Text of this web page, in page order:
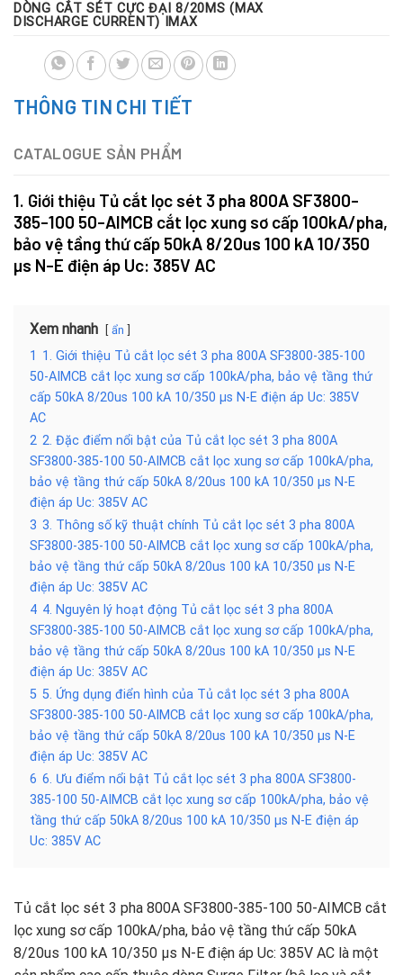
DÒNG CẮT SÉT CỰC ĐẠI 8/20ΜS (MAX
DISCHARGE CURRENT) IMAX
THÔNG TIN CHI TIẾT
CATALOGUE SẢN PHẨM
1. Giới thiệu Tủ cắt lọc sét 3 pha 800A SF3800-
385-100 50-AIMCB cắt lọc xung sơ cấp 100kA/pha,
bảo vệ tầng thứ cấp 50kA 8/20us 100 kA 10/350
µs N-E điện áp Uc: 385V AC
Xem nhanh ẩn
1 1. Giới thiệu Tủ cắt lọc sét 3 pha 800A SF3800-385-100
50-AIMCB cắt lọc xung sơ cấp 100kA/pha, bảo vệ tầng thứ
cấp 50kA 8/20us 100 kA 10/350 µs N-E điện áp Uc: 385V
AC
2 2. Đặc điểm nổi bật của Tủ cắt lọc sét 3 pha 800A
SF3800-385-100 50-AIMCB cắt lọc xung sơ cấp 100kA/pha,
bảo vệ tầng thứ cấp 50kA 8/20us 100 kA 10/350 µs N-E
điện áp Uc: 385V AC
3 3. Thông số kỹ thuật chính Tủ cắt lọc sét 3 pha 800A
SF3800-385-100 50-AIMCB cắt lọc xung sơ cấp 100kA/pha,
bảo vệ tầng thứ cấp 50kA 8/20us 100 kA 10/350 µs N-E
điện áp Uc: 385V AC
4 4. Nguyên lý hoạt động Tủ cắt lọc sét 3 pha 800A
SF3800-385-100 50-AIMCB cắt lọc xung sơ cấp 100kA/pha,
bảo vệ tầng thứ cấp 50kA 8/20us 100 kA 10/350 µs N-E
điện áp Uc: 385V AC
5 5. Ứng dụng điển hình của Tủ cắt lọc sét 3 pha 800A
SF3800-385-100 50-AIMCB cắt lọc xung sơ cấp 100kA/pha,
bảo vệ tầng thứ cấp 50kA 8/20us 100 kA 10/350 µs N-E
điện áp Uc: 385V AC
6 6. Ưu điểm nổi bật Tủ cắt lọc sét 3 pha 800A SF3800-
385-100 50-AIMCB cắt lọc xung sơ cấp 100kA/pha, bảo vệ
tầng thứ cấp 50kA 8/20us 100 kA 10/350 µs N-E điện áp
Uc: 385V AC
Tủ cắt lọc sét 3 pha 800A SF3800-385-100 50-AIMCB cắt
lọc xung sơ cấp 100kA/pha, bảo vệ tầng thứ cấp 50kA
8/20us 100 kA 10/350 µs N-E điện áp Uc: 385V AC là một